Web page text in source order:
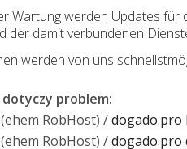
Wartung werden Updates für
der damit verbundenen
werden von uns
dotyczy problem:
RobHost) /dogado.pro
RobHost) /dogado.pro